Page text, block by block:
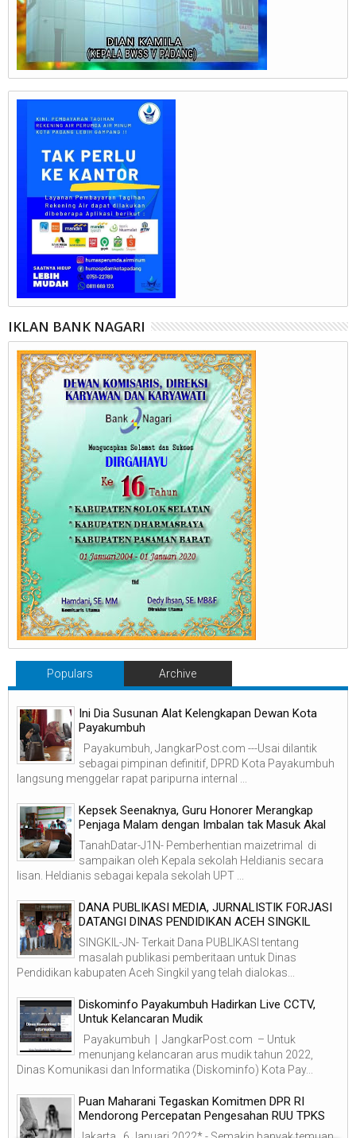
IKLAN BANK NAGARI
Populars Archive
Ini Dia Susunan Alat Kelengkapan Dewan Kota
Payakumbuh
Payakumbuh, JangkarPost.com ---Usai dilantik
sebagai pimpinan definitif, DPRD Kota Payakumbuh
langsung menggelar rapat paripurna internal ...
Kepsek Seenaknya, Guru Honorer Merangkap
Penjaga Malam dengan Imbalan tak Masuk Akal
TanahDatar-J1N- Pemberhentian maizetrimal di
sampaikan oleh Kepala sekolah Heldianis secara
lisan. Heldianis sebagai kepala sekolah UPT ...
DANA PUBLIKASI MEDIA, JURNALISTIK FORJASI
DATANGI DINAS PENDIDIKAN ACEH SINGKIL
SINGKIL-JN- Terkait Dana PUBLIKASI tentang
masalah publikasi pemberitaan untuk Dinas
Pendidikan kabupaten Aceh Singkil yang telah dialokas...
Diskominfo Payakumbuh Hadirkan Live CCTV,
Untuk Kelancaran Mudik
Payakumbuh | JangkarPost.com – Untuk
menunjang kelancaran arus mudik tahun 2022,
Dinas Komunikasi dan Informatika (Diskominfo) Kota Pay...
Puan Maharani Tegaskan Komitmen DPR RI
Mendorong Percepatan Pengesahan RUU TPKS